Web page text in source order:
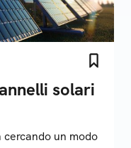
solari
un modo